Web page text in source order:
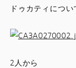
ドゥカティにつ
2人から